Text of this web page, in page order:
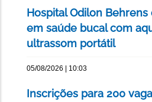
Hospital Odilon
em saúde bucal com
ultrassom portátil
05/08/2026 | 10:03
Inscrições para 200